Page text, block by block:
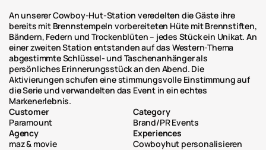
An unserer Cowboy-Hut-Station veredelten die Gäste ihre
bereits mit Brennstempeln vorbereiteten Hüte mit Brennstiften,
Bändern, Federn und Trockenblüten – jedes Stück ein Unikat. An
einer zweiten Station entstanden auf das Western-Thema
abgestimmte Schlüssel- und Taschenanhänger als
persönliches Erinnerungsstück an den Abend. Die
Aktivierungen schufen eine stimmungsvolle Einstimmung auf
die Serie und verwandelten das Event in ein echtes
Markenerlebnis.
Customer
Paramount
Category
Brand/PR Events
Agency
maz & movie
Experiences
Cowboyhut personalisieren